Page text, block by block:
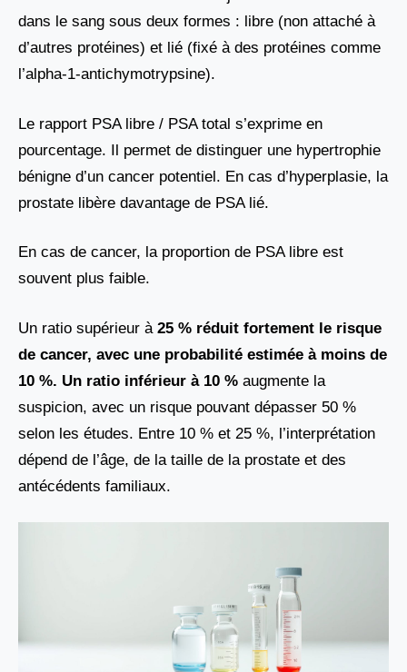
dans le sang sous deux formes : libre (non attaché à
d’autres protéines) et lié (fixé à des protéines comme
l’alpha-1-antichymotrypsine).
Le rapport PSA libre / PSA total s’exprime en
pourcentage. Il permet de distinguer une hypertrophie
bénigne d’un cancer potentiel. En cas d’hyperplasie, la
prostate libère davantage de PSA lié.
En cas de cancer, la proportion de PSA libre est
souvent plus faible.
Un ratio supérieur à 25 % réduit fortement le risque
de cancer, avec une probabilité estimée à moins de
10 %. Un ratio inférieur à 10 % augmente la
suspicion, avec un risque pouvant dépasser 50 %
selon les études. Entre 10 % et 25 %, l’interprétation
dépend de l’âge, de la taille de la prostate et des
antécédents familiaux.